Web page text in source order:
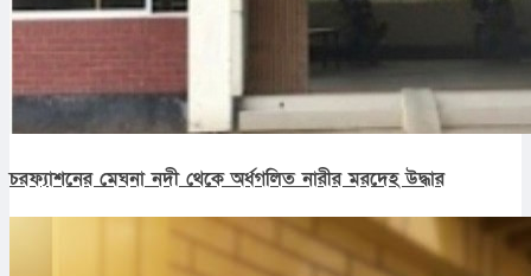
চরফ্যাশনের মেঘনা নদী থেকে অর্ধগলিত নারীর মরদেহ উদ্ধার